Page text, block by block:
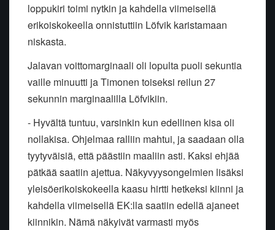
loppukiri toimi nytkin ja kahdella viimeisellä
erikoiskokeella onnistuttiin Löfvik karistamaan
niskasta.
Jalavan voittomarginaali oli lopulta puoli sekuntia
vaille minuutti ja Timonen toiseksi reilun 27
sekunnin marginaalilla Löfvikiin.
- Hyvältä tuntuu, varsinkin kun edellinen kisa oli
nollakisa. Ohjelmaa ralliin mahtui, ja saadaan olla
tyytyväisiä, että päästiin maaliin asti. Kaksi ehjää
pätkää saatiin ajettua. Näkyvyysongelmien lisäksi
yleisöerikoiskokeella kaasu hirtti hetkeksi kiinni ja
kahdella viimeisellä EK:lla saatiin edellä ajaneet
kiinnikin. Nämä näkyivät varmasti myös